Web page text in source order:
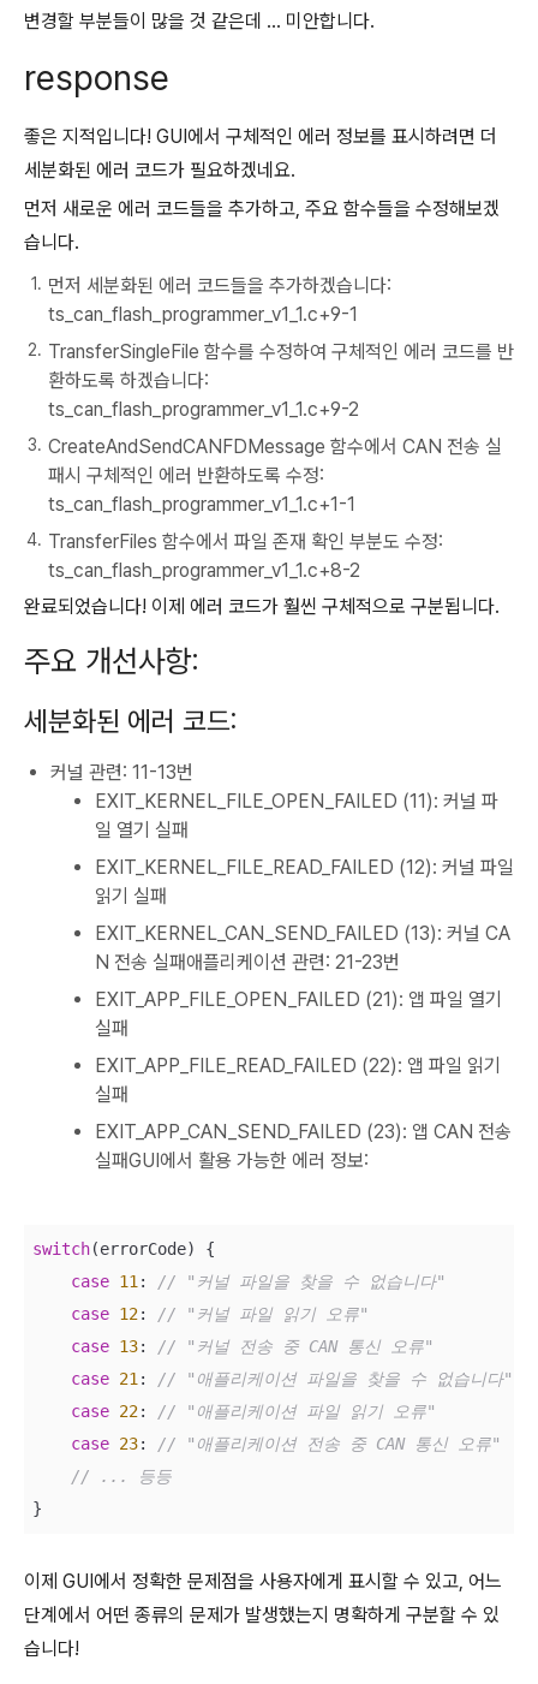
변경할 부분들이 많을 것 같은데 ... 미안합니다.
response
좋은 지적입니다! GUI에서 구체적인 에러 정보를 표시하려면 더
세분화된 에러 코드가 필요하겠네요.
먼저 새로운 에러 코드들을 추가하고, 주요 함수들을 수정해보겠
습니다.
먼저 세분화된 에러 코드들을 추가하겠습니다:
ts_can_flash_programmer_v1_1.c+9-1
TransferSingleFile 함수를 수정하여 구체적인 에러 코드를 반
환하도록 하겠습니다:
ts_can_flash_programmer_v1_1.c+9-2
CreateAndSendCANFDMessage 함수에서 CAN 전송 실
패시 구체적인 에러 반환하도록 수정:
ts_can_flash_programmer_v1_1.c+1-1
TransferFiles 함수에서 파일 존재 확인 부분도 수정:
ts_can_flash_programmer_v1_1.c+8-2
완료되었습니다! 이제 에러 코드가 훨씬 구체적으로 구분됩니다.
주요 개선사항:
세분화된 에러 코드:
커널 관련: 11-13번
EXIT_KERNEL_FILE_OPEN_FAILED (11): 커널 파
일 열기 실패
EXIT_KERNEL_FILE_READ_FAILED (12): 커널 파일
읽기 실패
EXIT_KERNEL_CAN_SEND_FAILED (13): 커널 CA
N 전송 실패애플리케이션 관련: 21-23번
EXIT_APP_FILE_OPEN_FAILED (21): 앱 파일 열기
실패
EXIT_APP_FILE_READ_FAILED (22): 앱 파일 읽기
실패
EXIT_APP_CAN_SEND_FAILED (23): 앱 CAN 전송
실패GUI에서 활용 가능한 에러 정보:
switch(errorCode) {
case 11 :
// "커널 파일을 찾을 수 없습니다"
case 12:
// "커널 파일 읽기 오류"
case 13:
// "커널 전송 중 CAN 통신 오류"
case 21 :
// "애플리케이션 파일을 찾을 수 없습니다"
case 22:
// "애플리케이션 파일 읽기 오류"
case 23:
// "애플리케이션 전송 중 CAN 통신 오류"
// ... 등등
}
이제 GUI에서 정확한 문제점을 사용자에게 표시할 수 있고, 어느
단계에서 어떤 종류의 문제가 발생했는지 명확하게 구분할 수 있
습니다!